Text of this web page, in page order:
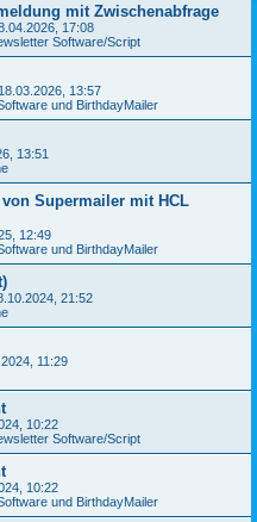
mit Zwischenabfrage
17:08
Software/Script
18.03.2026, 13:57
und BirthdayMailer
13:51
Supermailer mit HCL
12:49
und BirthdayMailer
21:52
11:29
10:22
Software/Script
10:22
und BirthdayMailer